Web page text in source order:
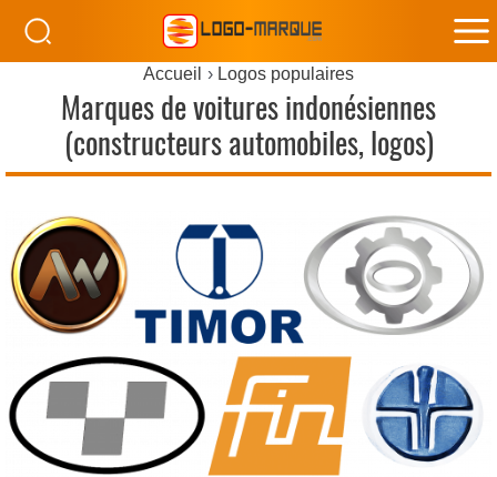
Accueil Logos populaires
Marques de voitures indonésiennes
(constructeurs automobiles, logos)